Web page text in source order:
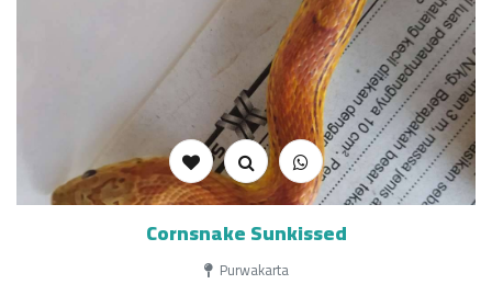
Cornsnake Sunkissed
Purwakarta